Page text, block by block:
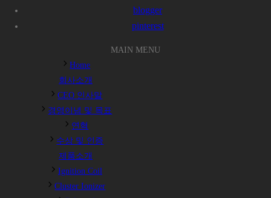
blogger
pinterest
MAIN MENU
Home
회사소개
CEO 인사말
경영이념 및 목표
연혁
수상 및 인증
제품소개
Ignition Coil
Cluster Ionizer